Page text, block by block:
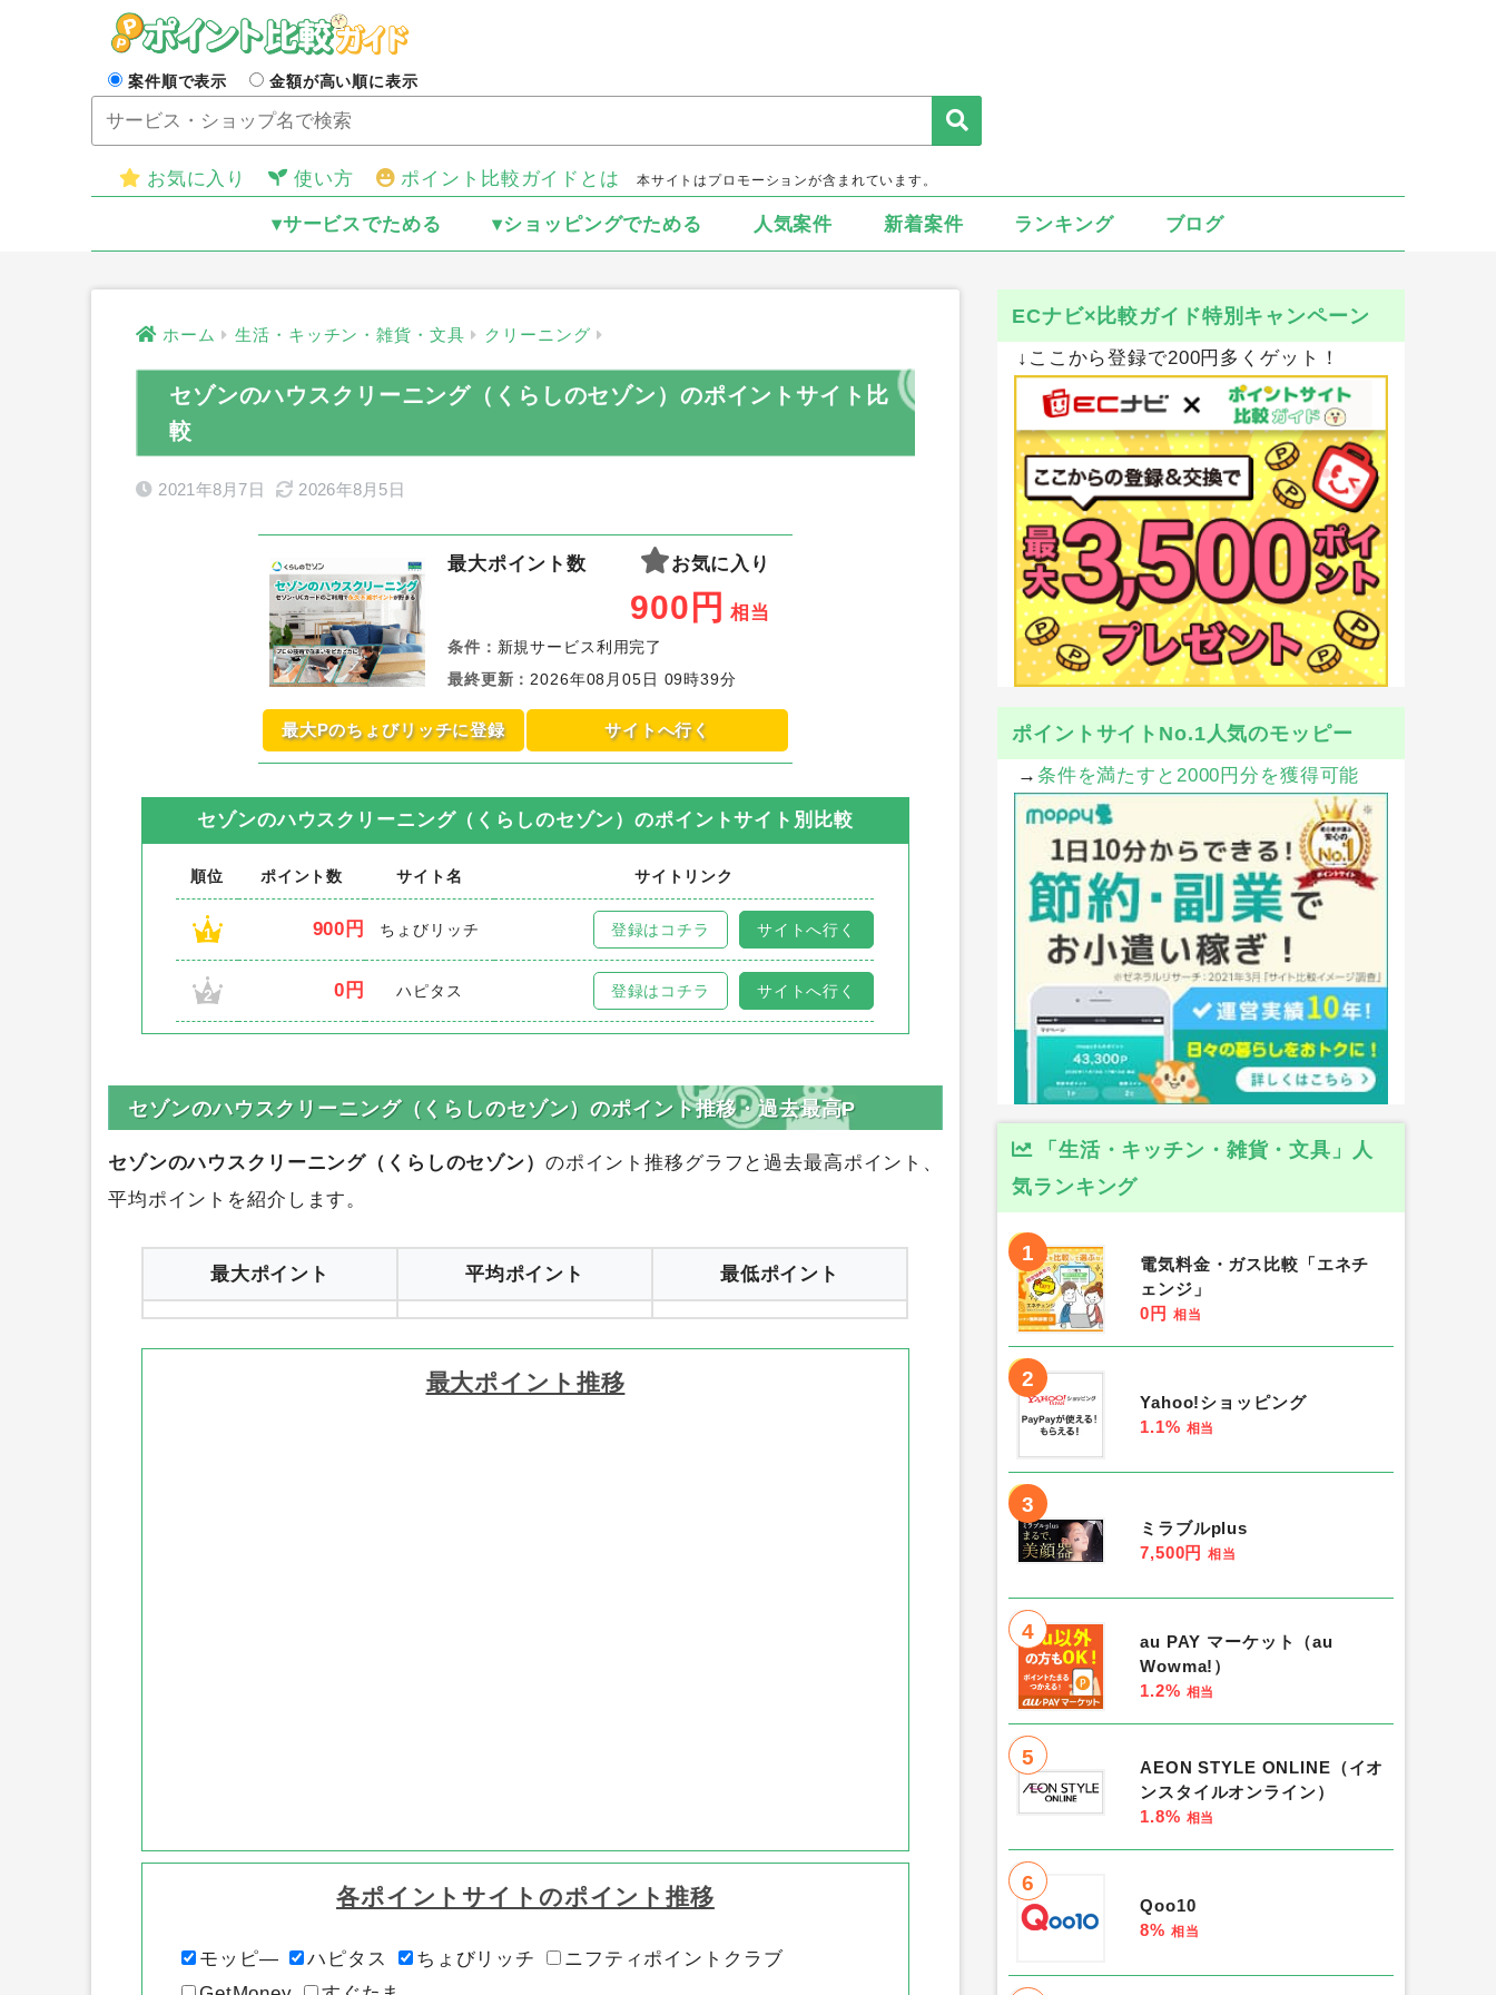
案件順で表示 金額が高い順に表示
お気に入り 使い方 ポイント比較ガイドとは 本サイトはプロモーションが含まれています。
▾サービスでためる ▾ショッピングでためる 人気案件 新着案件 ランキング ブログ
ホーム 生活・キッチン・雑貨・文具 クリーニング
セゾンのハウスクリーニング（くらしのセゾン）のポイントサイト比
較
2021年8月7日 2026年8月5日
最大ポイント数 お気に入り
900 円 相当
条件： 新規サービス利用完了
最終更新 ： 2026年08月05日 09時39分
最大Pのちょびリッチに登録 サイトへ行く
セゾンのハウスクリーニング（くらしのセゾン）のポイントサイト別比較
順位 ポイント数 サイト名 サイトリンク
1 900円 ちょびリッチ 登録はコチラ サイトへ行く
2 0円 ハピタス 登録はコチラ サイトへ行く
セゾンのハウスクリーニング（くらしのセゾン） のポイント推移グラフと過去最高ポイント、
平均ポイント
ECナビ×比較ガイド特別キャンペーン
↓ここから登録で200円多くゲット！
ポイントサイトNo.1人気のモッピー
→ 条件を満たすと2000円分を獲得可能
「生活・キッチン・雑貨・文具」人
気ランキング
1
電気料金・ガス比較「エネチ
ェンジ」
0円 相当
2
Yahoo!ショッピング
1.1% 相当
3
ミラブルplus
7,500円 相当
4
au PAY マーケット（au
Wowma!）
1.2% 相当
5
AEON STYLE ONLINE（イオ
ンスタイルオンライン）
1.8% 相当
6
Qoo10
8% 相当